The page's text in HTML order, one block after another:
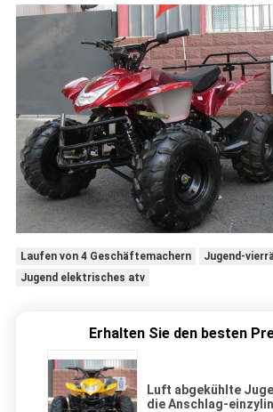
Laufen von 4 Geschäftemachern
Jugend-
Jugend elektrisches atv
Erhalten Sie den besten
Luft abgekühlte
die Anschlag-